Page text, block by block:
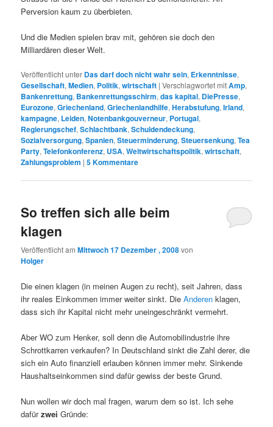
Perversion kaum zu überbieten.
Und die Medien spielen brav mit, gehören sie doch den
Milliardären dieser Welt.
Veröffentlicht unter Das darf doch nicht wahr sein, Erkenntnisse,
Gesellschaft,Medien, Politik,wirtschaft |Verschlagwortet mitAmp,
Bankenrettung, Bankenrettungsschirm,das kapital, DiePresse,
Eurozone,Griechenland,Griechenlandhilfe,Herabstufung,Irland,
kampagne, Leiden,Notenbankgouverneur, Portugal,
Regierungschef,Schlachtbank,Schuldendeckung,
Sozialversorgung,Spanien,Steuerminderung,Steuersenkung,Tea
Party,Telefonkonferenz, USA,Weltwirtschaftspolitik,wirtschaft,
Zahlungsproblem |5Kommentare
So treffen sich alle beim
klagen
Veröffentlicht amMittwoch 17 Dezember , 2008von
Holger
Die einen klagen (in meinen Augen zu recht), seit Jahren, dass
ihr reales Einkommen immer weiter sinkt. DieAnderen klagen,
dass sich ihr Kapital nicht mehr uneingeschränkt vermehrt.
Aber WO zum Henker, soll denn die Automobilindustrie ihre
Schrottkarren verkaufen? In Deutschland sinkt die Zahl derer, die
sich ein Auto finanziell erlauben können immer mehr. Sinkende
Haushaltseinkommen sind dafür gewiss der beste Grund.
Nun wollen wir doch mal fragen, warum dem so ist. Ich sehe
dafürzwei Gründe: